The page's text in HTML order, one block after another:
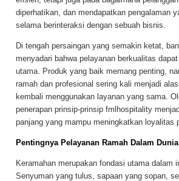
diperhatikan, dan mendapatkan pengalaman
selama berinteraksi dengan sebuah bisnis.
Di tengah persaingan yang semakin ketat,
menyadari bahwa pelayanan berkualitas
utama. Produk yang baik memang penting,
ramah dan profesional sering kali menjadi
kembali menggunakan layanan yang sama.
penerapan prinsip-prinsip fmlhospitality
panjang yang mampu meningkatkan loyalitas
Pentingnya Pelayanan Ramah Dalam
Keramahan merupakan fondasi utama dalam
Senyuman yang tulus, sapaan yang sopan,